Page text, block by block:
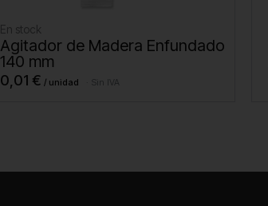
En stock
Agitador de Madera Enfundado
140 mm
0,01 € Sin IVA